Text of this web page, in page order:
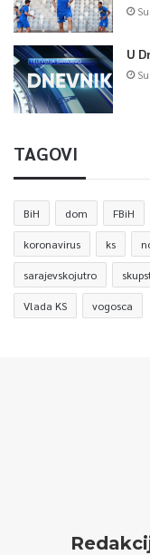
U
TAGOVI
BiH dom FBiH
koronavirus ks
sarajevskojutro
Vlada KS vogosca